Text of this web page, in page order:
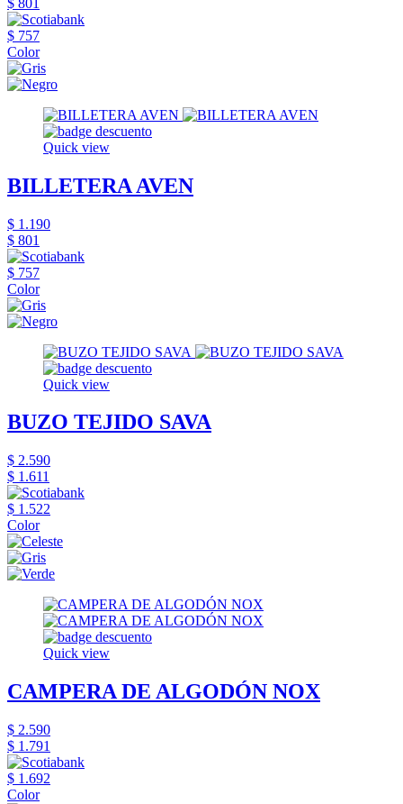
$ 757
Color
Quick view
BILLETERA AVEN
$ 1.190
$ 801
$ 757
Color
Quick view
BUZO TEJIDO SAVA
$ 2.590
$ 1.611
$ 1.522
Color
Quick view
CAMPERA DE ALGODÓN NOX
$ 2.590
$ 1.791
$ 1.692
Color